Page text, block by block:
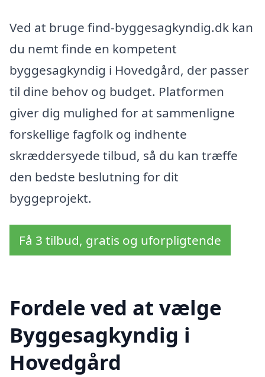
Ved at bruge find-byggesagkyndig.dk kan
du nemt finde en kompetent
byggesagkyndig i Hovedgård, der passer
til dine behov og budget. Platformen
giver dig mulighed for at sammenligne
forskellige fagfolk og indhente
skræddersyede tilbud, så du kan træffe
den bedste beslutning for dit
byggeprojekt.
Få 3 tilbud, gratis og uforpligtende
Fordele ved at vælge
Byggesagkyndig i
Hovedgård